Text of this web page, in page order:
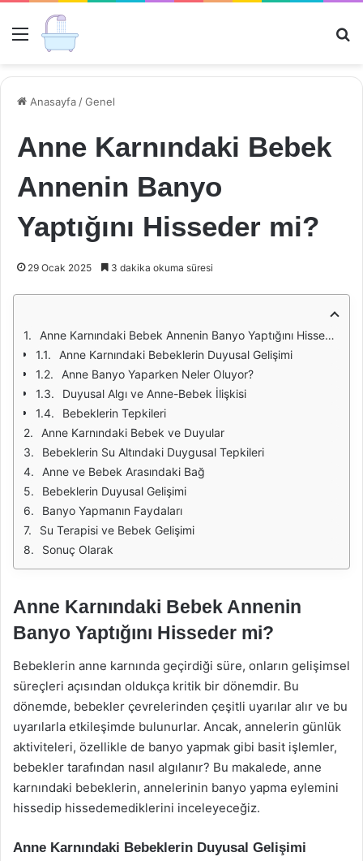
Menü
Anasayfa /Genel
Anne Karnındaki Bebek
Annenin Banyo
Yaptığını Hisseder mi?
29 Ocak 2025 3 dakika okuma süresi
Anne Karnındaki Bebek Annenin Banyo Yaptığını Hisseder mi?
Anne Karnındaki Bebeklerin Duyusal Gelişimi
Anne Banyo Yaparken Neler Oluyor?
Duyusal Algı ve Anne-Bebek İlişkisi
Bebeklerin Tepkileri
Anne Karnındaki Bebek ve Duyular
Bebeklerin Su Altındaki Duygusal Tepkileri
Anne ve Bebek Arasındaki Bağ
Bebeklerin Duyusal Gelişimi
Banyo Yapmanın Faydaları
Su Terapisi ve Bebek Gelişimi
Sonuç Olarak
Anne Karnındaki Bebek Annenin
Banyo Yaptığını Hisseder mi?
Bebeklerin anne karnında geçirdiği süre, onların gelişimsel
süreçleri açısından oldukça kritik bir dönemdir. Bu
dönemde, bebekler çevrelerinden çeşitli uyarılar alır ve bu
uyarılarla etkileşimde bulunurlar. Ancak, annelerin günlük
aktiviteleri, özellikle de banyo yapmak gibi basit işlemler,
bebekler tarafından nasıl algılanır? Bu makalede, anne
karnındaki bebeklerin, annelerinin banyo yapma eylemini
hissedip hissedemediklerini inceleyeceğiz.
Anne Karnındaki Bebeklerin Duyusal Gelişimi